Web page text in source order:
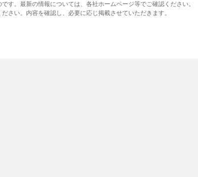
す。最新の情報については、各社ホームページ等でご確認ください。
さい。内容を確認し、必要に応じ掲載させていただきます。